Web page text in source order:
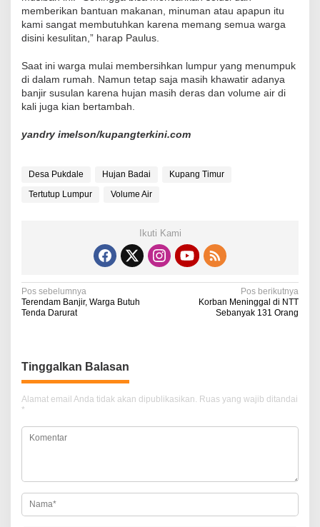
memberikan bantuan makanan, minuman atau apapun itu
kami sangat membutuhkan karena memang semua warga
disini kesulitan,” harap Paulus.
Saat ini warga mulai membersihkan lumpur yang menumpuk
di dalam rumah. Namun tetap saja masih khawatir adanya
banjir susulan karena hujan masih deras dan volume air di
kali juga kian bertambah.
yandry imelson/kupangterkini.com
Desa Pukdale Hujan Badai
Kupang Timur
Tertutup Lumpur
Volume Air
Ikuti Kami
N
a
i
g
a
s
o
s
Pos sebelumnya
Terendam Banjir, Warga Butuh
Tenda Darurat
Pos berikutnya
Korban Meninggal di NTT
Sebanyak 131 Orang
Tinggalkan Balasan
Alamat email Anda tidak akan dipublikasikan. Ruas yang wajib ditandai
*